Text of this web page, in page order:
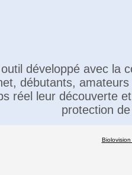
développé avec la
débutants,
réel leur découverte
protection
Biolovision